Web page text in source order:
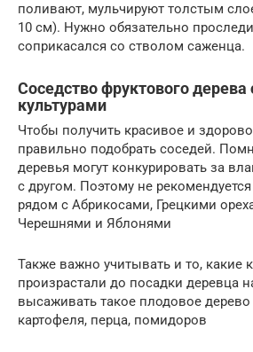
поливают, мульчируют толстым
10 см). Нужно обязательно
соприкасался со стволом саженца.
Соседство фруктового дерева
культурами
Чтобы получить красивое и
правильно подобрать соседей.
деревья могут конкурировать за
с другом. Поэтому не
рядом с Абрикосами, Грецкими
Черешнями и Яблонями
Также важно учитывать и то, какие
произрастали до посадки деревца
высаживать такое плодовое
картофеля, перца, помидоров